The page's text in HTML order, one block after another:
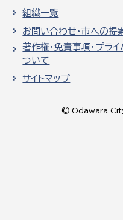
組織一覧
お問い合わせ・市への提
著作権・免責事項・プライ
ついて
サイトマップ
© Odawara